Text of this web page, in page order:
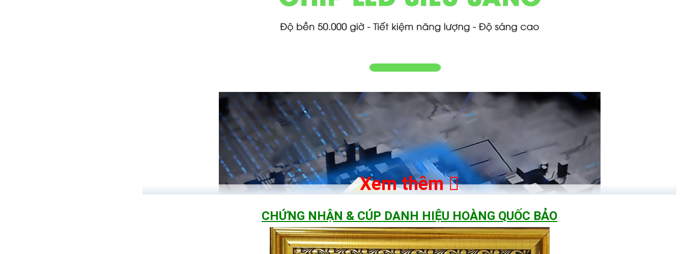
Xem thêm
CHỨNG NHẬN & CÚP DANH HIỆU HOÀNG QUỐC BẢO